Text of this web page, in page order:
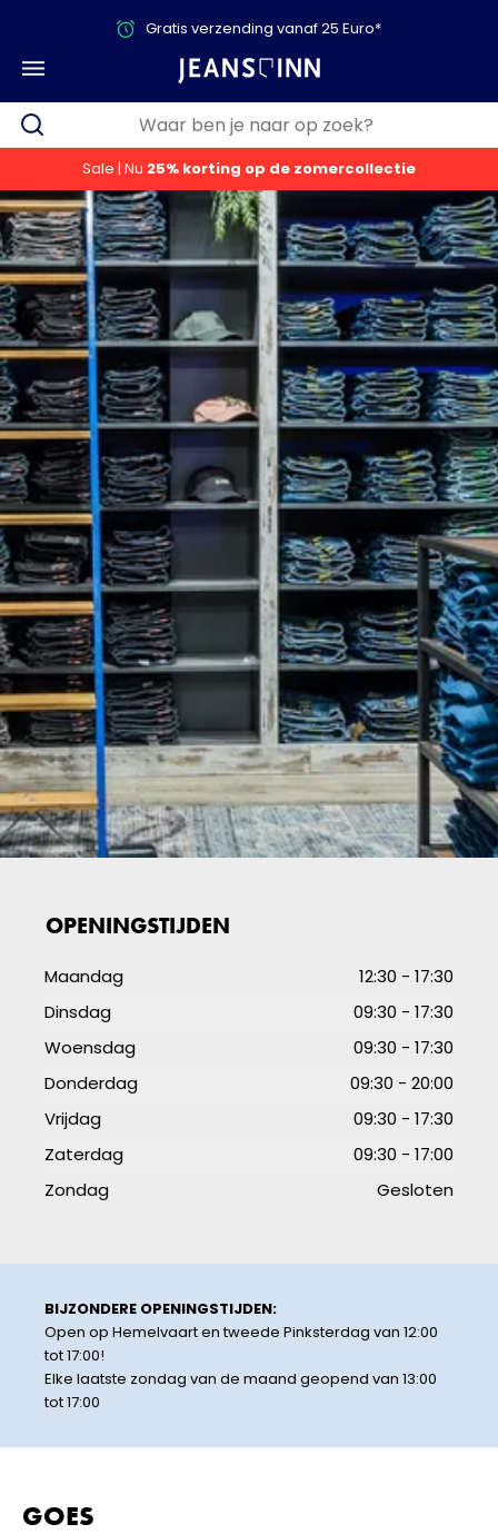
Gratis verzending vanaf 25 Euro*
Sale | Nu 25% korting op de zomercollectie
OPENINGSTIJDEN
Maandag
12:30 - 17:30
Dinsdag
09:30 - 17:30
Woensdag
09:30 - 17:30
Donderdag
09:30 - 20:00
Vrijdag
09:30 - 17:30
Zaterdag
09:30 - 17:00
Zondag
Gesloten
BIJZONDERE OPENINGSTIJDEN:
Open op Hemelvaart en tweede Pinksterdag van 12:00
tot 17:00!
Elke laatste zondag van de maand geopend van 13:00
tot 17:00
GOES